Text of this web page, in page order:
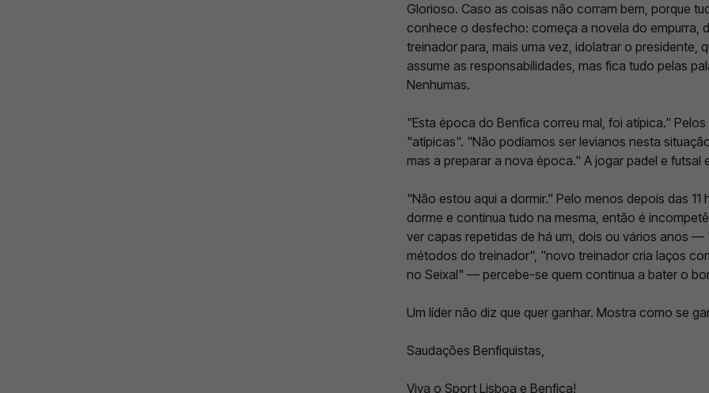
Glorioso. Caso as coisas não corram bem, porque
conhece o desfecho: começa a novela do empurra,
treinador para, mais uma vez, idolatrar o presidente,
assume as responsabilidades, mas fica tudo pelas
Nenhumas.
"Esta época do Benfica correu mal, foi atípica."
"atípicas". "Não podíamos ser levianos nesta
mas a preparar a nova época." A jogar padel e futsal
"Não estou aqui a dormir." Pelo menos depois das
dorme e continua tudo na mesma, então é
ver capas repetidas de há um, dois ou vários anos
métodos do treinador", "novo treinador cria laços
no Seixal" — percebe-se quem continua a bater o
Um líder não diz que quer ganhar. Mostra como se
Saudações Benfiquistas,
Viva o Sport Lisboa e Benfica!